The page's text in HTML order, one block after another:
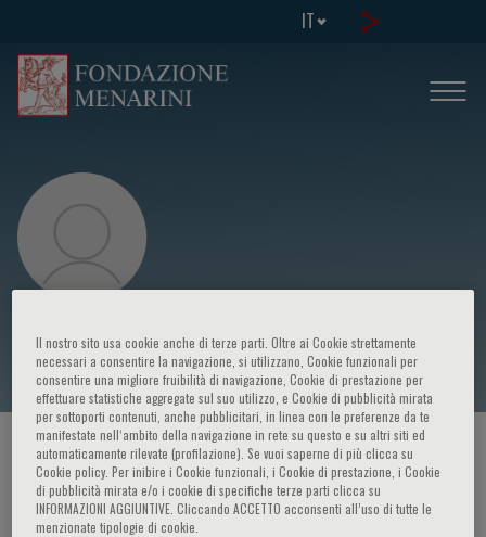
IT
F. Giangaspero
HOME PAGE / CORSI ED EVENTI / RELATORE
Il nostro sito usa cookie anche di terze parti. Oltre ai Cookie strettamente
necessari a consentire la navigazione, si utilizzano, Cookie funzionali per
consentire una migliore fruibilità di navigazione, Cookie di prestazione per
effettuare statistiche aggregate sul suo utilizzo, e Cookie di pubblicità mirata
per sottoporti contenuti, anche pubblicitari, in linea con le preferenze da te
manifestate nell‘ambito della navigazione in rete su questo e su altri siti ed
automaticamente rilevate (profilazione). Se vuoi saperne di più clicca su
Cookie policy. Per inibire i Cookie funzionali, i Cookie di prestazione, i Cookie
di pubblicità mirata e/o i cookie di specifiche terze parti clicca su
INFORMAZIONI AGGIUNTIVE. Cliccando ACCETTO acconsenti all’uso di tutte le
menzionate tipologie di cookie.